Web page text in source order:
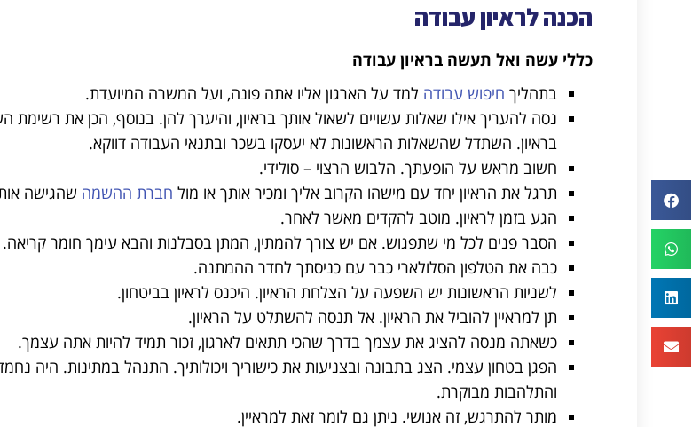
הכנה לראיון עבודה
כללי עשה ואל תעשה בראיון עבודה
בתהליךחיפוש עבודה למד על הארגון אליו אתה פונה, ועל המשרה המיועדת.
נסה להעריך אילו שאלות עשויים לשאול אותך בראיון, והיערך להן. בנוסף, הכן את
בראיון. השתדל שהשאלות הראשונות לא יעסקו בשכר ובתנאי העבודה דווקא.
חשוב מראש על הופעתך. הלבוש הרצוי – סולידי.
תרגל את הראיון יחד עם מישהו הקרוב אליך ומכיר אותך או מול חברת ההשמה שהגישה
הגע בזמן לראיון. מוטב להקדים מאשר לאחר.
הסבר פנים לכל מי שתפגוש. אם יש צורך להמתין, המתן בסבלנות והבא עימך חומר קריאה.
כבה את הטלפון הסלולארי כבר עם כניסתך לחדר ההמתנה.
לשניות הראשונות יש השפעה על הצלחת הראיון. היכנס לראיון בביטחון.
תן למראיין להוביל את הראיון. אל תנסה להשתלט על הראיון.
כשאתה מנסה להציג את עצמך בדרך שהכי תתאים לארגון, זכור תמיד להיות אתה עצמך.
הפגן בטחון עצמי. הצג בתבונה ובצניעות את כישוריך ויכולותיך. התנהל במתינות. היה
והתלהבות מבוקרת.
מותר להתרגש, זה אנושי. ניתן גם לומר זאת למראיין.